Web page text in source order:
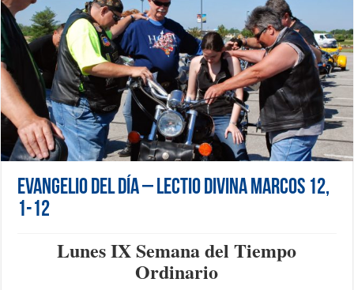
Evangelio del día – Lectio Divina Marcos 12,
1-12
Lunes IX Semana del Tiempo
Ordinario